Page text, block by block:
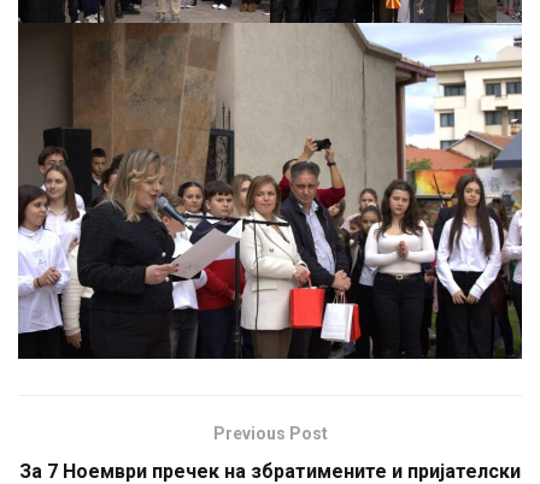
Previous Post
За 7 Ноември пречек на збратимените и пријателски